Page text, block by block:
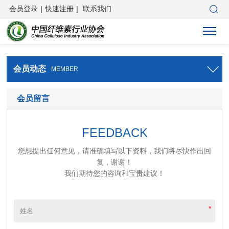
会员登录 | 快速注册 | 联系我们
会员动态 MEMBER
会员留言
FEEDBACK
您想提出任何意见，请准确填写以下资料，我们将尽快作出回
复，谢谢！
我们期待您的咨询和宝贵建议！
*